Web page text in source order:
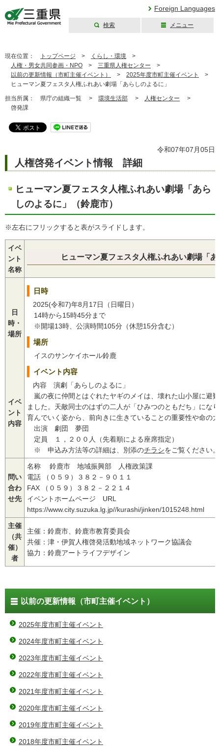
Foreign Languages
検索 メニュー
現在位置： トップページ > くらし・環境 >
人権・男女共同参画・NPO > 三重県人権センター >
以前の更新情報（市町主催イベント）
> 2025年度市町主催イベント
>
ヒューマン夏フェスタ人権ふれあい劇場「あらしのよるに」
担当所属： 県庁の組織一覧 > 環境生活部 > 人権センター >
啓発課
令和07年07月05日
人権啓発イベント情報 詳細
ヒューマン夏フェスタ人権ふれあい劇場「あら
しのよるに」（鈴鹿市）
※左右にフリックすると表がスライドします。
イベ
ント
名称
ヒューマン夏フェスタ人権ふれあい劇場「
日
時・
場所
イベ
ント
内容
日時
2025(令和7)年8月17日（日曜日）
14時から15時45分まで
※開場13時、公演時間105分（休憩15分含む）
場所
イスのサンケイホール鈴鹿
イベント内容
内容 演劇「あらしのよるに」
嵐の夜に仲間とはぐれたヤギのメイは、壊れた山小屋に避
ました。天敵同士のはずの二人が「ひみつのともだち」にな
育んでいく姿から、前向きに生きていることの重要性や命の
出演 劇団 夢団
定員 １，２００人（先着順による座席指定）
※ 申込み方法等の詳細は、別添のチラシをご覧ください。
問い
合わ
せ先
名称 鈴鹿市 地域振興部 人権政策課
電話 （０５９）３８２－９０１１
FAX （０５９）３８２－２２１４
イベントホームページ URL
https://www.city.suzuka.lg.jp//kurashi/jinken/1015248.html
主催
（共
催）
者
主催：鈴鹿市、鈴鹿市教育委員会
共催：津・伊賀人権啓発活動地域ネットワーク協議会
協力：鈴鹿アートライフデザイン
以前の更新情報（市町主催イベント）
2025年度市町主催イベント
2024年度市町主催イベント
2023年度市町主催イベント
2022年度市町主催イベント
2021年度市町主催イベント
2020年度市町主催イベント
2019年度市町主催イベント
2018年度市町主催イベント